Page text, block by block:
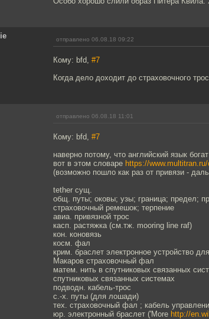
отправлено 06.08.18 09:22
Кому: bfd, #7
Когда дело доходит до страховочного
отправлено 06.08.18 11:01
Кому: bfd, #7
наверно потому, что английский язык
вот в этом словаре https://
(возможно пошло как раз от привязи -
tether сущ.
общ. путы; оковы; узы; граница; предел;
страховочный ремешок; терпение
авиа. привязной трос
касп. растяжка (см.тж. mooring line raf)
кон. коновязь
косм. фал
крим. браслет электронное устройство
Макаров страховочный фал
матем. нить в спутниковых связанных
спутниковых связанных системах
подводн. кабель-трос
с.-х. путы (для лошади)
тех. страховочный фал ; кабель
юр. электронный браслет ('More http://